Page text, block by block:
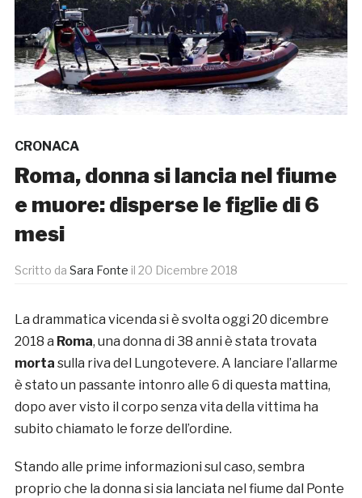
CRONACA
Roma, donna si lancia nel fiume
e muore: disperse le figlie di 6
mesi
Scritto da Sara Fonte il 20 Dicembre 2018
La drammatica vicenda si è svolta oggi 20 dicembre
2018 a Roma, una donna di 38 anni è stata trovata
morta sulla riva del Lungotevere. A lanciare l’allarme
è stato un passante intonro alle 6 di questa mattina,
dopo aver visto il corpo senza vita della vittima ha
subito chiamato le forze dell’ordine.
Stando alle prime informazioni sul caso, sembra
proprio che la donna si sia lanciata nel fiume dal Ponte